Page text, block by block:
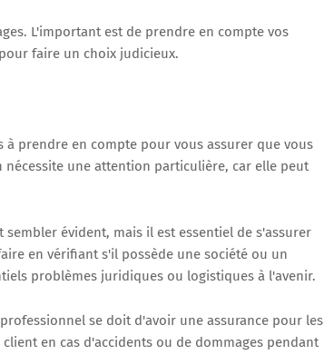
L'important est de prendre en compte vos
faire un choix judicieux.
à prendre en compte pour vous assurer que vous
une attention particulière, car elle peut
évident, mais il est essentiel de s'assurer
en vérifiant s'il possède une société ou un
problèmes juridiques ou logistiques à l'avenir.
se doit d'avoir une assurance pour les
en cas d'accidents ou de dommages pendant